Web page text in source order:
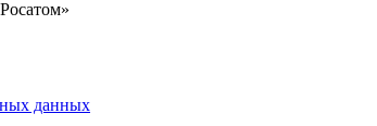
данных